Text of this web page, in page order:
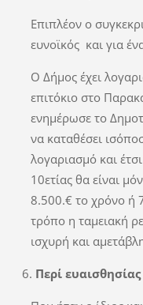
Επιπλέον ο
ευνοϊκός και για
Ο Δήμος έχει
επιτόκιο στο
ενημέρωσε το
να καταθέσει
λογαριασμό και
10ετίας θα είναι
8.500.€ το χρόνο ή
τρόπο η ταμειακή
ισχυρή και
Περί